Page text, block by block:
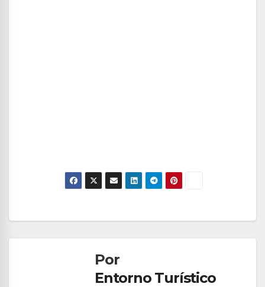
entradasPor
Entorno Turístico